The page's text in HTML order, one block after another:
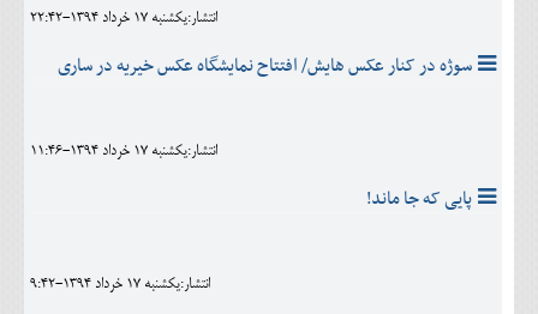
انتشار:يکشنبه 17 خرداد 1394-22:42
سوژه در کنار عکس هایش/ افتتاح نمایشگاه عکس خیریه در ساری
انتشار:يکشنبه 17 خرداد 1394-11:46
پایی که جا ماند!
انتشار:يکشنبه 17 خرداد 1394-9:42